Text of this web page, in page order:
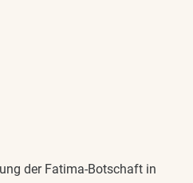
der Fatima-Botschaft in